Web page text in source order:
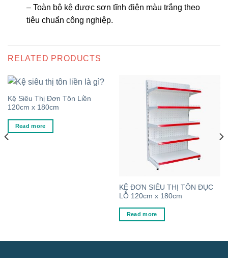
– Toàn bộ kệ được sơn tĩnh điện màu trắng theo
tiêu chuẩn công nghiệp.
RELATED PRODUCTS
Kệ Siêu Thị Đơn Tôn Liền
120cm x 180cm
Read more
KỆ ĐƠN SIÊU THỊ TÔN ĐỤC
LỖ 120cm x 180cm
Read more